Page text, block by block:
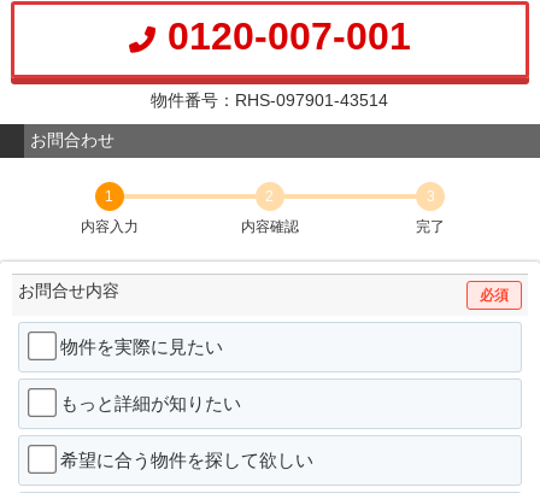
0120-007-001
物件番号：RHS-097901-43514
お問合わせ
1
内容入力
2
内容確認
3
完了
お問合せ内容 必須
物件を実際に見たい
もっと詳細が知りたい
希望に合う物件を探して欲しい